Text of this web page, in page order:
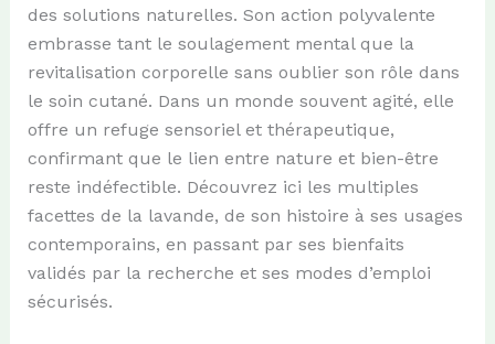
des solutions naturelles. Son action polyvalente
embrasse tant le soulagement mental que la
revitalisation corporelle sans oublier son rôle dans
le soin cutané. Dans un monde souvent agité, elle
offre un refuge sensoriel et thérapeutique,
confirmant que le lien entre nature et bien-être
reste indéfectible. Découvrez ici les multiples
facettes de la lavande, de son histoire à ses usages
contemporains, en passant par ses bienfaits
validés par la recherche et ses modes d’emploi
sécurisés.